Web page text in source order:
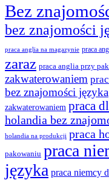
Bez
bez znajomości
praca anglia na magazynie praca
zaraz praca anglia przy
zakwaterowaniem
bez znajomości języka
zakwaterowaniem praca
holandia bez
holandia na produkcji praca
pakowaniu praca
języka praca niemcy